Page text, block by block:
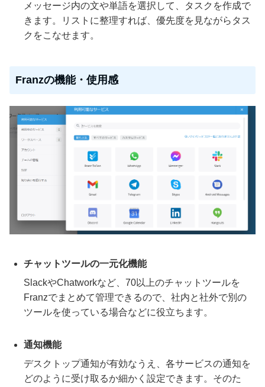
メッセージ内の文や単語を選択して、タスクを作成で
きます。リストに整理すれば、優先度を見ながらタス
クをこなせます。
Franzの機能・使用感
チャットツールの一元化機能
SlackやChatworkなど、70以上のチャットツールを
Franzでまとめて管理できるので、社内と社外で別の
ツールを使っている場合などに役立ちます。
通知機能
デスクトップ通知が有効なうえ、各サービスの通知を
どのように受け取るか細かく設定できます。そのた